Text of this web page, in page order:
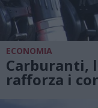
ECONOMIA
Carburanti,
rafforza i